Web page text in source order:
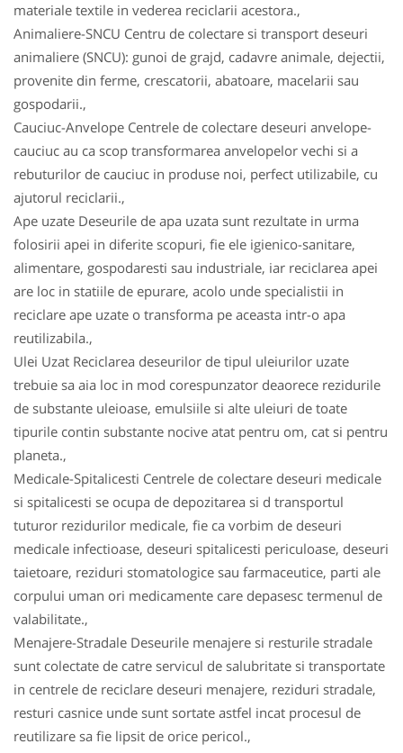
materiale textile in vederea reciclarii acestora.,
Animaliere-SNCU Centru de colectare si transport deseuri
animaliere (SNCU): gunoi de grajd, cadavre animale, dejectii,
provenite din ferme, crescatorii, abatoare, macelarii sau
gospodarii.,
Cauciuc-Anvelope Centrele de colectare deseuri anvelope-
cauciuc au ca scop transformarea anvelopelor vechi si a
rebuturilor de cauciuc in produse noi, perfect utilizabile, cu
ajutorul reciclarii.,
Ape uzate Deseurile de apa uzata sunt rezultate in urma
folosirii apei in diferite scopuri, fie ele igienico-sanitare,
alimentare, gospodaresti sau industriale, iar reciclarea apei
are loc in statiile de epurare, acolo unde specialistii in
reciclare ape uzate o transforma pe aceasta intr-o apa
reutilizabila.,
Ulei Uzat Reciclarea deseurilor de tipul uleiurilor uzate
trebuie sa aia loc in mod corespunzator deaorece rezidurile
de substante uleioase, emulsiile si alte uleiuri de toate
tipurile contin substante nocive atat pentru om, cat si pentru
planeta.,
Medicale-Spitalicesti Centrele de colectare deseuri medicale
si spitalicesti se ocupa de depozitarea si d transportul
tuturor rezidurilor medicale, fie ca vorbim de deseuri
medicale infectioase, deseuri spitalicesti periculoase, deseuri
taietoare, reziduri stomatologice sau farmaceutice, parti ale
corpului uman ori medicamente care depasesc termenul de
valabilitate.,
Menajere-Stradale Deseurile menajere si resturile stradale
sunt colectate de catre servicul de salubritate si transportate
in centrele de reciclare deseuri menajere, reziduri stradale,
resturi casnice unde sunt sortate astfel incat procesul de
reutilizare sa fie lipsit de orice pericol.,